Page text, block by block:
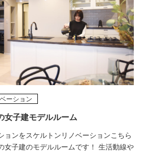
女子建モデルルーム
ョンをスケルトンリノベーションこちら
女子建のモデルルームです！ 生活動線や
ーション